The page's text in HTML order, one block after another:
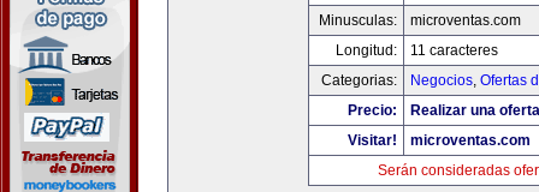
Minusculas:
microventas.com
Longitud:
11 caracteres
Categorias:
Negocios, Ofertas
Precio:
Realizar una
Visitar!
microventas.com
Serán consideradas